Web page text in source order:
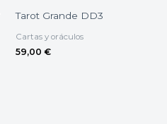
Tarot Grande DD3
Cartas y oráculos
59,00 €